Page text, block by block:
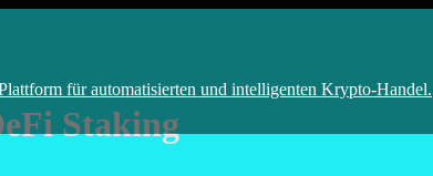
DeFi – Bot
für automatisierten und intelligenten Krypto-Handel.
Staking